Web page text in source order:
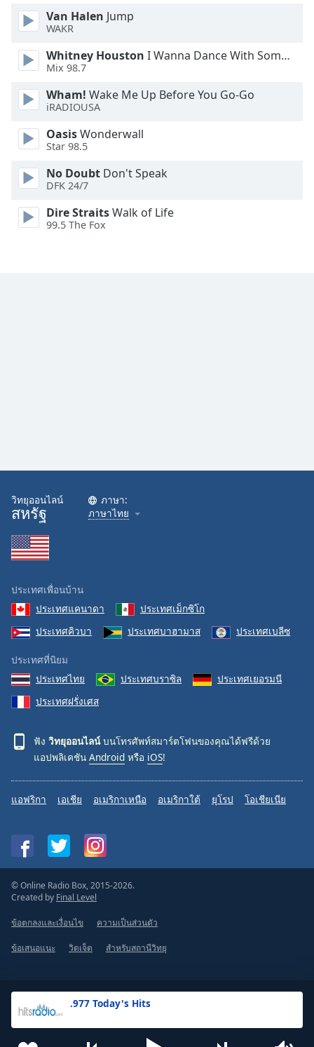
Text
Edge
Style
Font
Dialog
End
.977 Today's Hits
Van Halen Jump
WAKR
Whitney Houston I Wanna Dance With Somebody
Mix 98.7
Wham! Wake Me Up Before You Go-Go
iRADIOUSA
OasisWonderwall
Star 98.5
No Doubt Don't Speak
DFK 24/7
Dire StraitsWalk of Life
99.5 The Fox
วิทยุออนไลน์
สหรัฐ
ภาษา:
ภาษาไทย
ประเทศเพื่อนบ้าน
ประเทศแคนาดา
ประเทศเม็กซิโก
ประเทศคิวบา
ประเทศบาฮามาส ประเทศเบลีซ
ประเทศที่นิยม
ประเทศไทย
ประเทศบราซิล
ประเทศเยอรมนี
ประเทศฝรั่งเศส
ฟัง วิทยุออนไลน์บนโทรศัพท์สมาร์ตโฟนของคุณได้ฟรีด้วย
แอปพลิเคชัน Android หรือ iOS!
แอฟริกา เอเชีย อเมริกาเหนือ อเมริกาใต้ ยุโรป โอเชียเนีย
© Online Radio Box, 2015-2026.
Created by Final Level
ข้อตกลงและเงื่อนไข ความเป็นส่วนตัว
ข้อเสนอแนะ วิดเจ็ต สำหรับสถานีวิทยุ